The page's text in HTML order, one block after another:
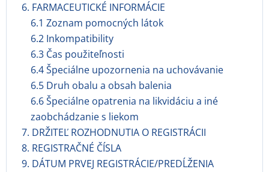
6. FARMACEUTICKÉ INFORMÁCIE
6.1 Zoznam pomocných látok
6.2 Inkompatibility
6.3 Čas použiteľnosti
6.4 Špeciálne upozornenia na uchovávanie
6.5 Druh obalu a obsah balenia
6.6 Špeciálne opatrenia na likvidáciu a iné
zaobchádzanie s liekom
7. DRŽITEĽ ROZHODNUTIA O REGISTRÁCII
8. REGISTRAČNÉ ČÍSLA
9. DÁTUM PRVEJ REGISTRÁCIE/PREDĹŽENIA